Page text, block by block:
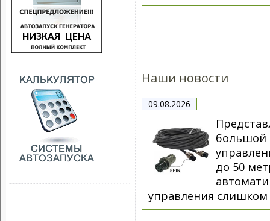
Наши новости
09.08.2026
большой
до 50
управления